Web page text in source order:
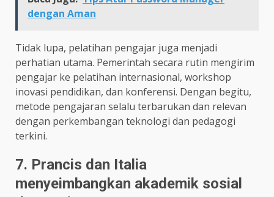
dengan Aman
Tidak lupa, pelatihan pengajar juga menjadi
perhatian utama. Pemerintah secara rutin mengirim
pengajar ke pelatihan internasional, workshop
inovasi pendidikan, dan konferensi. Dengan begitu,
metode pengajaran selalu terbarukan dan relevan
dengan perkembangan teknologi dan pedagogi
terkini.
7. Prancis dan Italia
menyeimbangkan akademik sosial